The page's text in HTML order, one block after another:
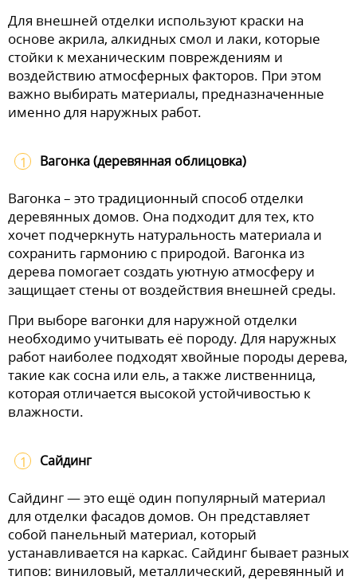
Для внешней отделки используют краски на
основе акрила, алкидных смол и лаки, которые
стойки к механическим повреждениям и
воздействию атмосферных факторов. При этом
важно выбирать материалы, предназначенные
именно для наружных работ.
Вагонка (деревянная облицовка)
Вагонка – это традиционный способ отделки
деревянных домов. Она подходит для тех, кто
хочет подчеркнуть натуральность материала и
сохранить гармонию с природой. Вагонка из
дерева помогает создать уютную атмосферу и
защищает стены от воздействия внешней среды.
При выборе вагонки для наружной отделки
необходимо учитывать её породу. Для наружных
работ наиболее подходят хвойные породы дерева,
такие как сосна или ель, а также лиственница,
которая отличается высокой устойчивостью к
влажности.
Сайдинг
Сайдинг — это ещё один популярный материал
для отделки фасадов домов. Он представляет
собой панельный материал, который
устанавливается на каркас. Сайдинг бывает разных
типов: виниловый, металлический, деревянный и